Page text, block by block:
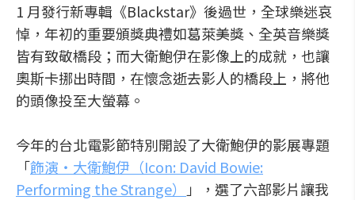
1 月發行新專輯《Blackstar》後過世，全球樂迷哀
悼，年初的重要頒獎典禮如葛萊美獎、全英音樂獎
皆有致敬橋段；而大衛鮑伊在影像上的成就，也讓
奧斯卡挪出時間，在懷念逝去影人的橋段上，將他
的頭像投至大螢幕。
今年的台北電影節特別開設了大衛鮑伊的影展專題
「飾演‧大衛鮑伊（Icon: David Bowie:
Performing the Strange）
」，選了六部影片讓我